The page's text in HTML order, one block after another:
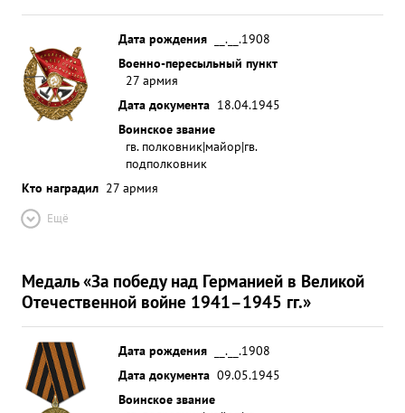
Дата рождения
__.__.1908
Военно-пересыльный пункт
27 армия
Дата документа 18.04.1945
Воинское звание
гв. полковник|майор|гв.
подполковник
Кто наградил 27 армия
Ещё
Медаль «За победу над Германией в Великой
Отечественной войне 1941–1945 гг.»
Дата рождения
__.__.1908
Дата документа 09.05.1945
Воинское звание